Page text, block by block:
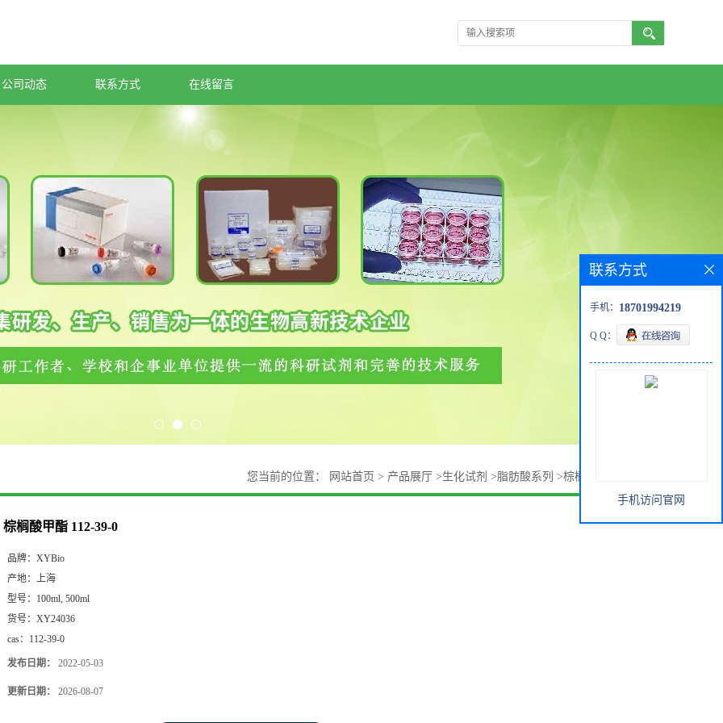
公司动态 联系方式 在线留言
您当前的位置： 网站首页 > 产品展厅 >生化试剂 >脂肪酸系列 >棕榈酸甲酯 112-39-0
棕榈酸甲酯 112-39-0
品牌： XYBio
产地： 上海
型号： 100ml, 500ml
货号： XY24036
cas： 112-39-0
发布日期： 2022-05-03
更新日期： 2026-08-07
联系方式
手机： 18701994219
Q Q：
手机访问官网